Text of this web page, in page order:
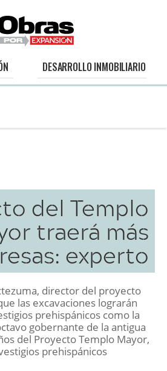
DESARROLLO INMOBILIARIO
del Templo
traerá más
experto
director del proyecto
las excavaciones lograrán
prehispánicos como la
gobernante de la antigua
del Proyecto Templo Mayor,
prehispánicos